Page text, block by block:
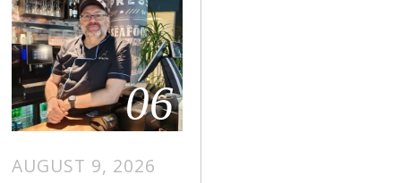
06
AUGUST 9, 2026